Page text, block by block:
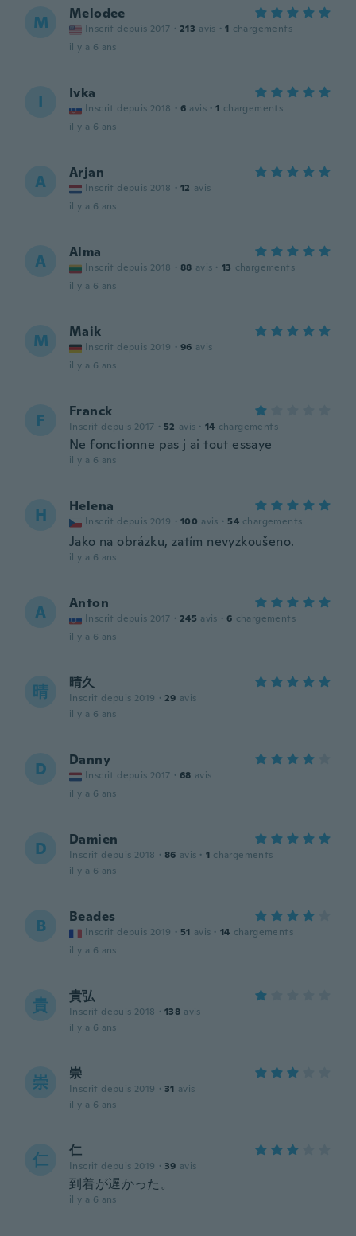
M Melodee
Inscrit depuis 2017 · 213 avis · 1 chargements
il y a 6 ans
I Ivka
Inscrit depuis 2018 · 6 avis · 1 chargements
il y a 6 ans
A Arjan
Inscrit depuis 2018 · 12 avis
il y a 6 ans
A Alma
Inscrit depuis 2018 · 88 avis · 13 chargements
il y a 6 ans
M Maik
Inscrit depuis 2019 · 96 avis
il y a 6 ans
F Franck
Inscrit depuis 2017 · 52 avis · 14 chargements
Ne fonctionne pas j ai tout essaye
il y a 6 ans
H Helena
Inscrit depuis 2019 · 100 avis · 54 chargements
Jako na obrázku, zatím nevyzkoušeno.
il y a 6 ans
A Anton
Inscrit depuis 2017 · 245 avis · 6 chargements
il y a 6 ans
晴 晴久
Inscrit depuis 2019 · 29 avis
il y a 6 ans
D Danny
Inscrit depuis 2017 · 68 avis
il y a 6 ans
D Damien
Inscrit depuis 2018 · 86 avis · 1 chargements
il y a 6 ans
B Beades
Inscrit depuis 2019 · 51 avis · 14 chargements
il y a 6 ans
貴 貴弘
Inscrit depuis 2018 · 138 avis
il y a 6 ans
崇 崇
Inscrit depuis 2019 · 31 avis
il y a 6 ans
仁 仁
Inscrit depuis 2019 · 39 avis
到着が遅かった。
il y a 6 ans